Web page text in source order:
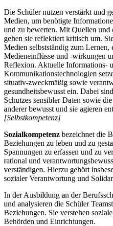
Die Schüler nutzen verstärkt und
Medien, um benötigte
und zu bewerten. Mit Quellen
gehen sie reflektiert kritisch um.
Medien selbstständig zum Lernen,
Medieneinflüsse und -wirkungen
Reflexion. Aktuelle Informations-
Kommunikationstechnologien
situativ-zweckmäßig sowie
gesundheitsbewusst ein. Dabei
Schutzes sensibler Daten sowie
anderer bewusst und sie agieren
[Selbstkompetenz]
Sozialkompetenz bezeichnet die
Beziehungen zu leben und zu
Spannungen zu erfassen und zu
rational und
verständigen. Hierzu gehört
sozialer Verantwortung und
In der Ausbildung an der
und analysieren die Schüler
Beziehungen. Sie verstehen
Behörden und Einrichtungen.